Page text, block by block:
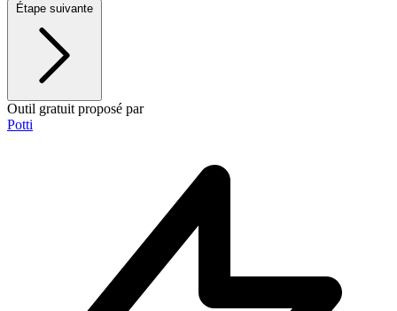
Étape suivante
Outil gratuit proposé par
Potti